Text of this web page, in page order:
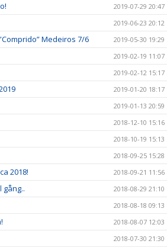
2019-07-29 20:47
2019-06-23 20:12
Medeiros 7/6 2019-05-30 19:29
2019-02-19 11:07
2019-02-12 15:17
2019-01-20 18:17
2019-01-13 20:59
2018-12-10 15:16
2018-10-19 15:13
2018-09-25 15:28
2018! 2018-09-21 11:56
gång.. 2018-08-29 21:10
2018-08-18 09:13
2018-08-07 12:03
2018-07-30 21:30